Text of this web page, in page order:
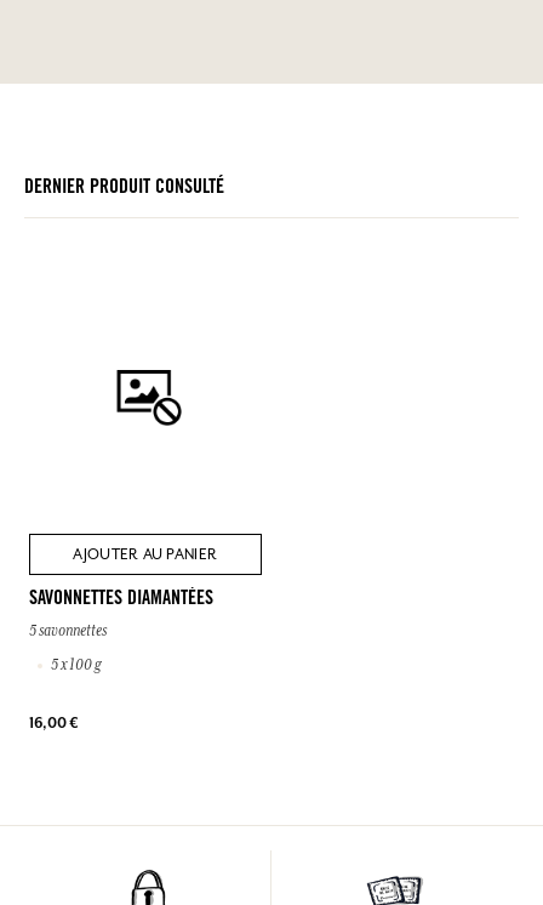
DERNIER PRODUIT CONSULTÉ
AJOUTER AU PANIER
SAVONNETTES DIAMANTÉES
5 savonnettes
5 x 100 g
16,00 €